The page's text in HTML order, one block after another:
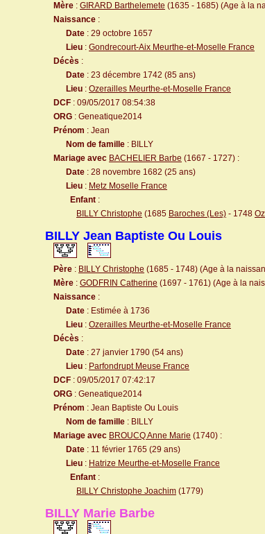
Mère : GIRARD Barthelemete (1635 - 1685) (Age à la
Naissance :
Date : 29 octobre 1657
Lieu : Gondrecourt-Aix Meurthe-et-Moselle France
Décès :
Date : 23 décembre 1742 (85 ans)
Lieu : Ozerailles Meurthe-et-Moselle France
DCF : 09/05/2017 08:54:38
ORG : Geneatique2014
Prénom : Jean
Nom de famille : BILLY
Mariage avec BACHELIER Barbe (1667 - 1727) :
Date : 28 novembre 1682 (25 ans)
Lieu : Metz Moselle France
Enfant :
BILLY Christophe (1685 Baroches (Les) - 1748
BILLY Jean Baptiste Ou Louis
Père : BILLY Christophe (1685 - 1748) (Age à la
Mère : GODFRIN Catherine (1697 - 1761) (Age à la
Naissance :
Date : Estimée à 1736
Lieu : Ozerailles Meurthe-et-Moselle France
Décès :
Date : 27 janvier 1790 (54 ans)
Lieu : Parfondrupt Meuse France
DCF : 09/05/2017 07:42:17
ORG : Geneatique2014
Prénom : Jean Baptiste Ou Louis
Nom de famille : BILLY
Mariage avec BROUCQ Anne Marie (1740) :
Date : 11 février 1765 (29 ans)
Lieu : Hatrize Meurthe-et-Moselle France
Enfant :
BILLY Christophe Joachim (1779)
BILLY Marie Barbe